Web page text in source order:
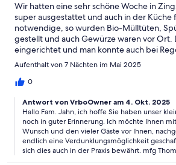
Wir hatten eine sehr schöne Woche in
super ausgestattet und auch in der Küche
notwendige, so wurden Bio-Mülltüten,
gestellt und auch Gewürze waren vor Ort.
eingerichtet und man konnte auch bei
Haus überbrücken. Wir hatten Fahrräder
(Edeka in zwei Richtungen, Bäcker,
waren: - in den Zimmern sind leider keine
Verdunklungsvorhänge, was für uns mit
suboptimal war- das Treppenschutzgitter
dem Boden angebracht, so hat unsere
drunter durch robben können und konnte
Treppe. Aber alles in allem können wir das
Aufenthalt von 7 Nächten im Mai 2025
0
Antwort von VrboOwner am 4. Okt. 2025
Hallo Fam. Jahn, ich hoffe Sie haben unser
noch in guter Erinnerung. Ich möchte Ihnen
Wunsch und den vieler Gäste vor Ihnen,
endlich eine Verdunklungsmöglichkeit
sich dies auch in der Praxis bewährt. mfg